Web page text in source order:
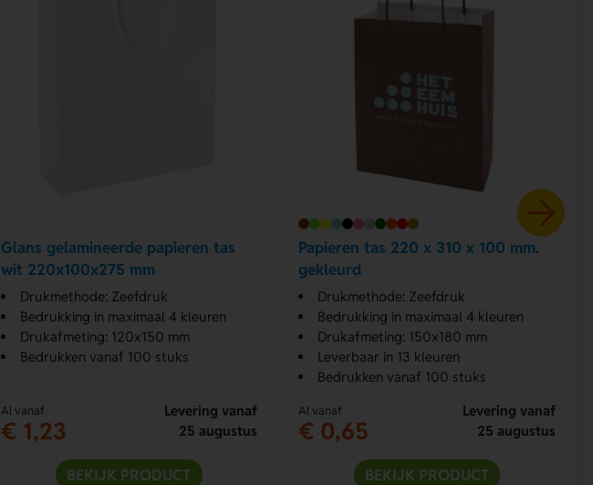
Glans gelamineerde papieren tas
wit 220x100x275 mm
Drukmethode: Zeefdruk
Bedrukking in maximaal 4 kleuren
Drukafmeting: 120x150 mm
Bedrukken vanaf 100 stuks
Al vanaf
€ 1,23
Levering vanaf
25 augustus
BEKIJK PRODUCT
Papieren tas 220 x 310 x 100 mm.
gekleurd
Drukmethode: Zeefdruk
Bedrukking in maximaal 4 kleuren
Drukafmeting: 150x180 mm
Leverbaar in 13 kleuren
Bedrukken vanaf 100 stuks
Al vanaf
€ 0,65
Levering vanaf
25 augustus
BEKIJK PRODUCT